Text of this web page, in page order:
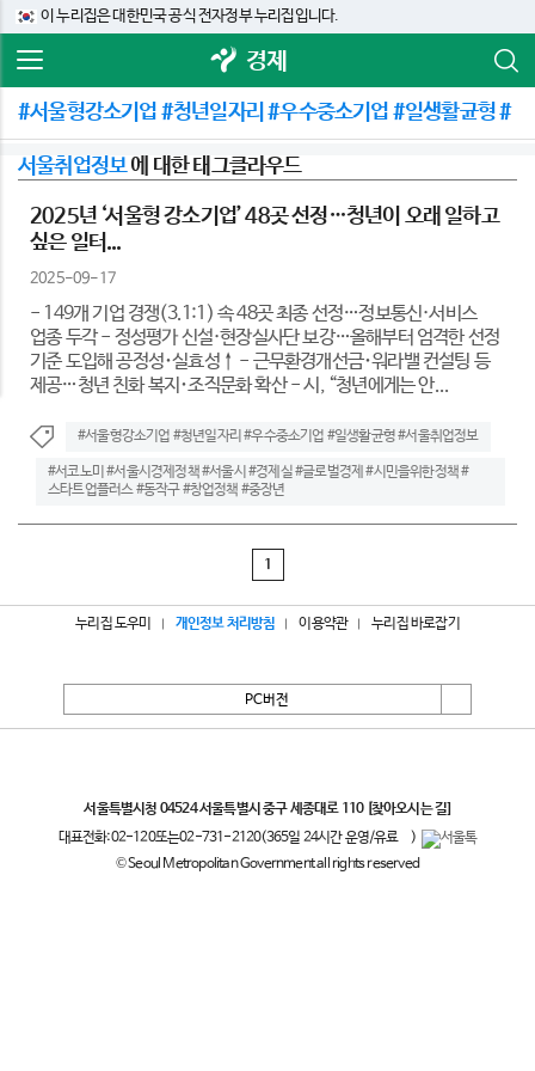
이 누리집은 대한민국 공식 전자정부 누리집입니다.
경제
#서울형강소기업 #청년일자리 #우수중소기업 #일생활균형 #
서울취업정보에 대한 태그클라우드
2025년 ‘서울형 강소기업’ 48곳 선정…청년이 오래 일하고
싶은 일터...
2025-09-17
- 149개 기업 경쟁(3.1:1) 속 48곳 최종 선정…정보통신·서비스
업종 두각 - 정성평가 신설·현장실사단 보강…올해부터 엄격한 선정
기준 도입해 공정성･실효성↑ - 근무환경개선금･워라밸 컨설팅 등
제공…청년 친화 복지･조직문화 확산 - 시, “청년에게는 안...
#서울형강소기업 #청년일자리 #우수중소기업 #일생활균형 #서울취업정보
#서코노미 #서울시경제정책 #서울시 #경제실 #글로벌경제 #시민을위한정책 #
스타트업플러스 #동작구 #창업정책 #중장년
1
누리집 도우미 개인정보 처리방침 이용약관 누리집 바로잡기
PC버전
서울특별시청 04524 서울특별시 중구 세종대로 110 [찾아오시는 길]
대표전화:02-120또는02-731-2120(365일 24시간 운영/유료
)
© Seoul Metropolitan Government all rights reserved